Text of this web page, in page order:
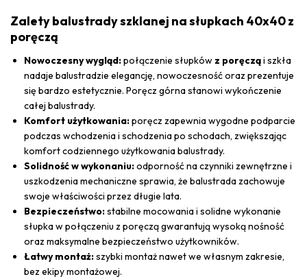
Zalety balustrady szklanej na słupkach 40x40 z
poręczą
Nowoczesny wygląd:połączenie słupków z poręcząi szkła
nadaje balustradzie elegancję, nowoczesność oraz prezentuje
się bardzo estetycznie. Poręcz górna stanowi wykończenie
całej balustrady.
Komfort użytkowania:poręcz zapewnia wygodne podparcie
podczas wchodzenia i schodzenia po schodach, zwiększając
komfort codziennego użytkowania balustrady.
Solidność w wykonaniu:odporność na czynniki zewnętrzne i
uszkodzenia mechaniczne sprawia, że balustrada zachowuje
swoje właściwości przez długie lata.
Bezpieczeństwo:stabilne mocowania i solidne wykonanie
słupka w połączeniu z poręczą gwarantują wysoką nośność
oraz maksymalne bezpieczeństwo użytkowników.
Łatwy montaż:szybki montaż nawet we własnym zakresie,
bez ekipy montażowej.